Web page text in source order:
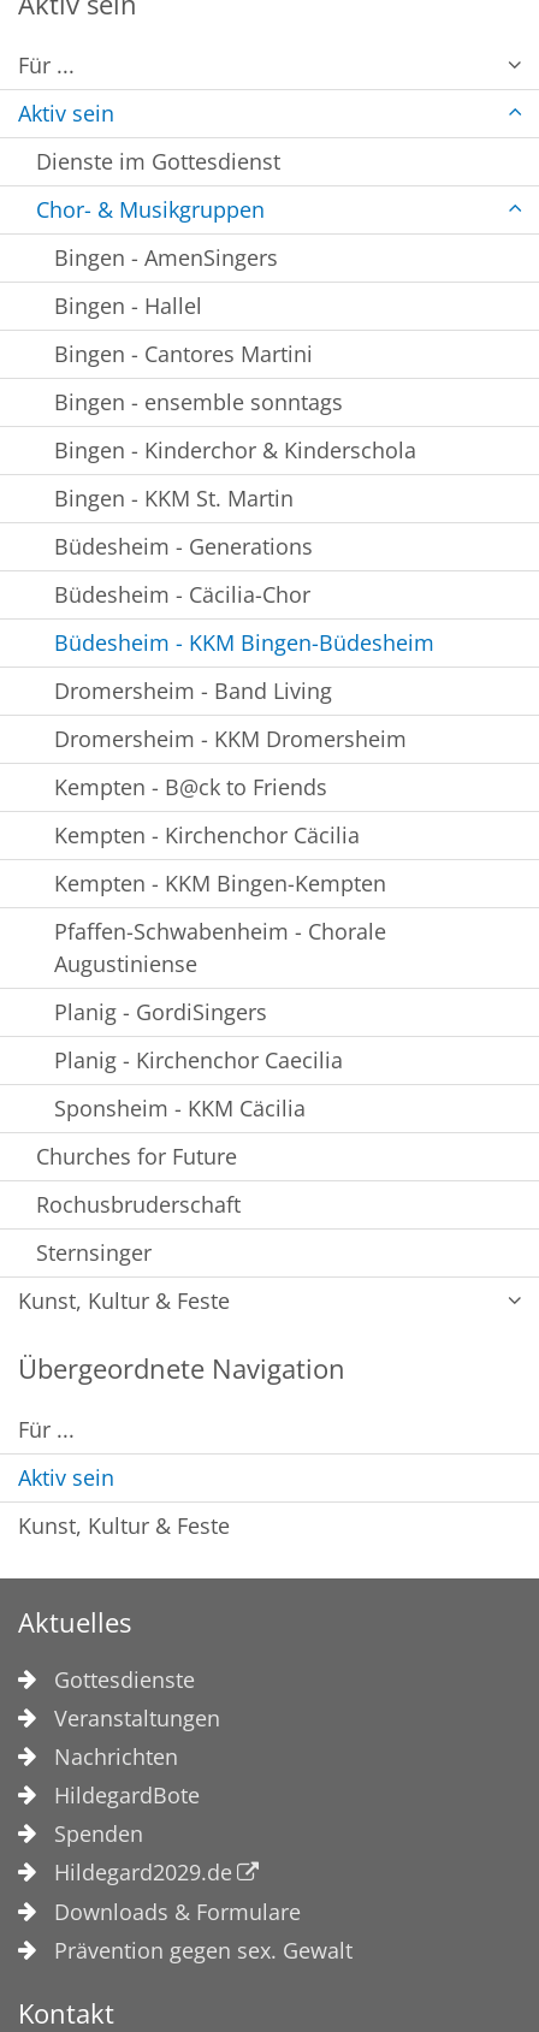
Für ...
Aktiv sein
Dienste im Gottesdienst
Chor- & Musikgruppen
Bingen - AmenSingers
Bingen - Hallel
Bingen - Cantores Martini
Bingen - ensemble sonntags
Bingen - Kinderchor & Kinderschola
Bingen - KKM St. Martin
Büdesheim - Generations
Büdesheim - Cäcilia-Chor
Büdesheim - KKM Bingen-Büdesheim
Dromersheim - Band Living
Dromersheim - KKM Dromersheim
Kempten - ⁠B@ck to Friends
Kempten - Kirchenchor Cäcilia
Kempten - KKM Bingen-Kempten
Pfaffen-Schwabenheim - Chorale
Augustiniense
Planig - GordiSingers
Planig - Kirchenchor Caecilia
Sponsheim - KKM Cäcilia
Churches for Future
Rochusbruderschaft
Sternsinger
Kunst, Kultur & Feste
Übergeordnete Navigation
Für ...
Aktiv sein
Kunst, Kultur & Feste
Aktuelles
Gottesdienste
Veranstaltungen
Nachrichten
HildegardBote
Spenden
Hildegard2029.de
Downloads & Formulare
Prävention gegen sex. Gewalt
Kontakt